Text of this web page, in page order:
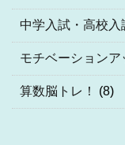
中学入試・高校入
モチベーションア
算数脳トレ！ (8)